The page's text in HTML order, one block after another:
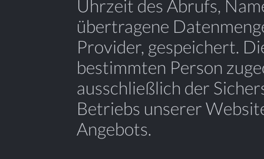
Uhrzeit des Abrufs,
übertragene
Provider, gespeichert.
bestimmten Person
ausschließlich der
Betriebs unserer
Angebots.